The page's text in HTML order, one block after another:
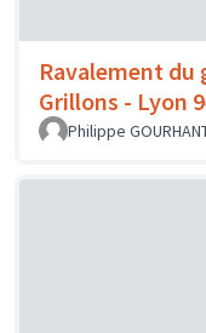
Ravalement du
Grillons - Lyon
Philippe